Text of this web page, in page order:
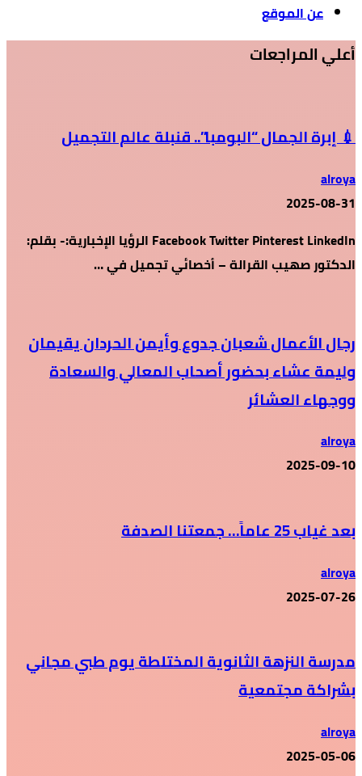
عن الموقع
أعلي المراجعات
💉 إبرة الجمال “البومبا”.. قنبلة عالم التجميل
alroya
2025-08-31
Facebook Twitter Pinterest LinkedIn الرؤيا الإخبارية:- بقلم:
الدكتور صهيب القرالة – أخصائي تجميل في …
رجال الأعمال شعبان جدوع وأيمن الحردان يقيمان
وليمة عشاء بحضور أصحاب المعالي والسعادة
ووجهاء العشائر
alroya
2025-09-10
بعد غياب 25 عاماً… جمعتنا الصدفة
alroya
2025-07-26
مدرسة النزهة الثانوية المختلطة يوم طبي مجاني
بشراكة مجتمعية
alroya
2025-05-06